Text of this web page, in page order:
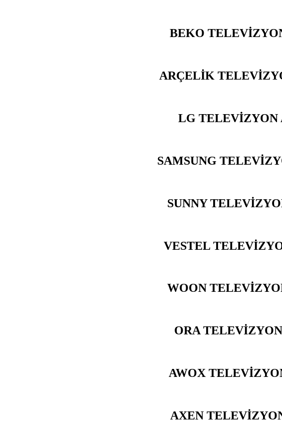
BEKO
ARÇELİK
LG TELEVİZYON
SAMSUNG
SUNNY
VESTEL
WOON
ORA
AWOX
AXEN